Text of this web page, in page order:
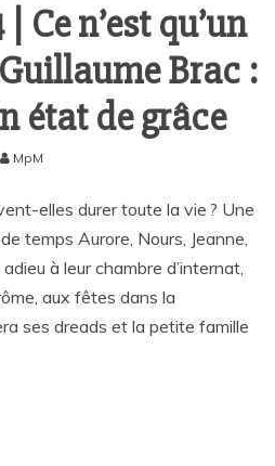
Ce n’est qu’un
Brac :
état de grâce
MpM
elles durer toute la vie ? Une
temps Aurore, Nours, Jeanne,
à leur chambre d’internat,
aux fêtes dans la
ses dreads et la petite famille